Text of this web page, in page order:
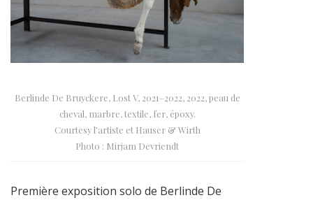
Berlinde De Bruyckere, Lost V, 2021–2022, 2022, peau de
cheval, marbre, textile, fer, époxy.
Courtesy l’artiste et Hauser & Wirth
Photo : Mirjam Devriendt
Première exposition solo de Berlinde De